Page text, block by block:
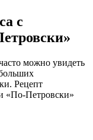
с
можно увидеть
Рецепт
«По-Петровски»